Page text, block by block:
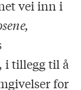
vei inn i
i tillegg til å
for